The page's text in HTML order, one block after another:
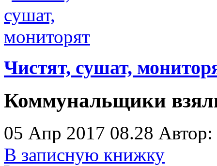
Чистят, сушат,
Коммунальщики
05 Апр 2017 08.28 Автор:
В записную книжку